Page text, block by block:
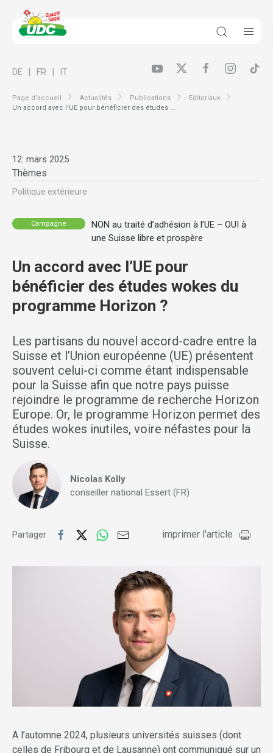
Page d’accueil Actualités Publications
Editoriaux
Un accord avec l’UE pour bénéficier des études ...
DE FR IT
12. mars 2025
Thèmes
Politique extérieure
Campagne
NON au traité d’adhésion à l’UE – OUI à
une Suisse libre et prospère
Un accord avec l’UE pour
bénéficier des études wokes du
programme Horizon ?
Les partisans du nouvel accord-cadre entre la
Suisse et l’Union européenne (UE) présentent
souvent celui-ci comme étant indispensable
pour la Suisse afin que notre pays puisse
rejoindre le programme de recherche Horizon
Europe. Or, le programme Horizon permet des
études wokes inutiles, voire néfastes pour la
Suisse.
Nicolas Kolly
conseiller national Essert (FR)
Partager imprimer l'article
A l’automne 2024, plusieurs universités suisses (dont
celles de Fribourg et de Lausanne) ont communiqué sur un